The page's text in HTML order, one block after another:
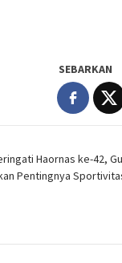
SEBARKAN
Haornas ke-42,
Pentingnya